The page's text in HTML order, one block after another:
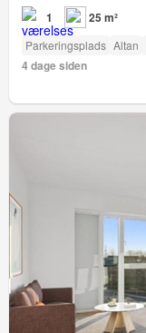
1 25 m²
Parkeringsplads Altan
4 dage siden